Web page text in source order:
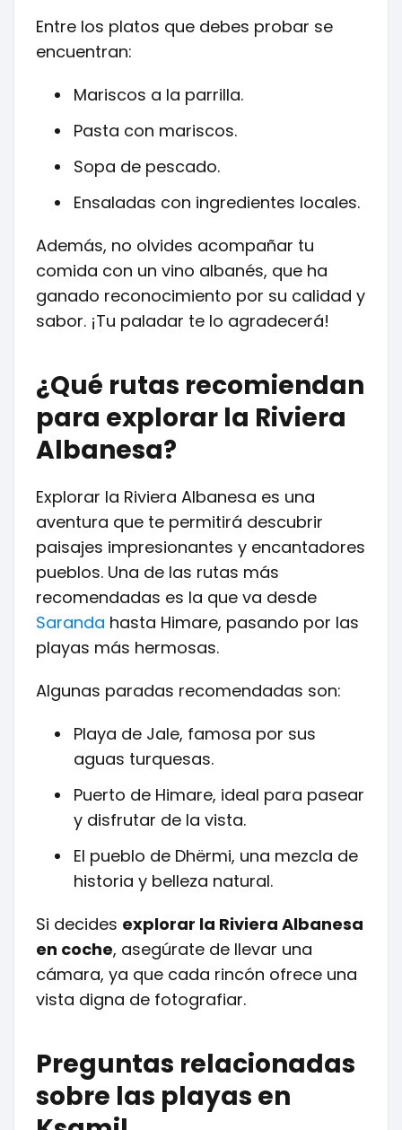
Entre los platos que debes probar se
encuentran:
Mariscos a la parrilla.
Pasta con mariscos.
Sopa de pescado.
Ensaladas con ingredientes locales.
Además, no olvides acompañar tu
comida con un vino albanés, que ha
ganado reconocimiento por su calidad y
sabor. ¡Tu paladar te lo agradecerá!
¿Qué rutas recomiendan
para explorar la Riviera
Albanesa?
Explorar la Riviera Albanesa es una
aventura que te permitirá descubrir
paisajes impresionantes y encantadores
pueblos. Una de las rutas más
recomendadas es la que va desde
Saranda hasta Himare, pasando por las
playas más hermosas.
Algunas paradas recomendadas son:
Playa de Jale, famosa por sus
aguas turquesas.
Puerto de Himare, ideal para pasear
y disfrutar de la vista.
El pueblo de Dhërmi, una mezcla de
historia y belleza natural.
Si decides explorar la Riviera Albanesa
en coche, asegúrate de llevar una
cámara, ya que cada rincón ofrece una
vista digna de fotografiar.
Preguntas relacionadas
sobre las playas en